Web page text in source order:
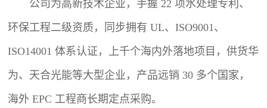
公司为高新技术企业，手握 22 项水处理专利、
环保工程二级资质，同步拥有 UL、ISO9001、
ISO14001 体系认证，上千个海内外落地项目，供货华
为、天合光能等大型企业，产品远销 30 多个国家，
海外 EPC 工程商长期定点采购。